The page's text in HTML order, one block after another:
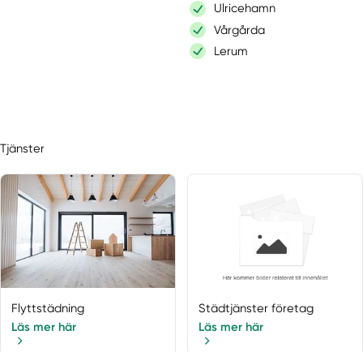
Ulricehamn
Vårgårda
Lerum
Tjänster
Flyttstädning
Läs mer här
Städtjänster företag
Läs mer här